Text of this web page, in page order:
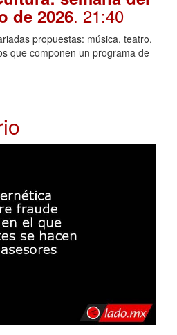
de 2026. 21:40
propuestas: música, teatro,
que componen un programa de